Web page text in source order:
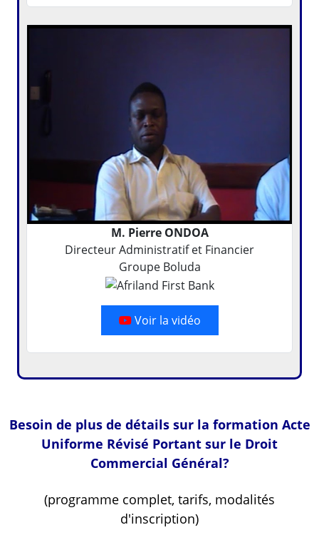
M. Pierre ONDOA
Directeur Administratif et Financier
Groupe Boluda
Voir la vidéo
Besoin de plus de détails sur la formation Acte
Uniforme Révisé Portant sur le Droit
Commercial Général?
(programme complet, tarifs, modalités
d'inscription)